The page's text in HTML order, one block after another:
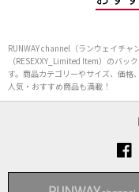
RUNWAY channel（ランウェイチ
（RESEXXY_Limited Item）のバ
す。商品カテゴリーやサイズ、価格
人気・おすすめ商品も満載！